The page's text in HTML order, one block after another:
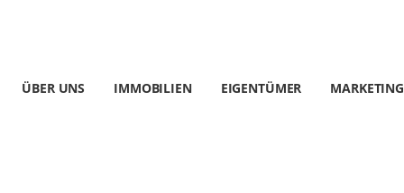
ÜBER UNS IMMOBILIEN EIGENTÜMER MARKETING